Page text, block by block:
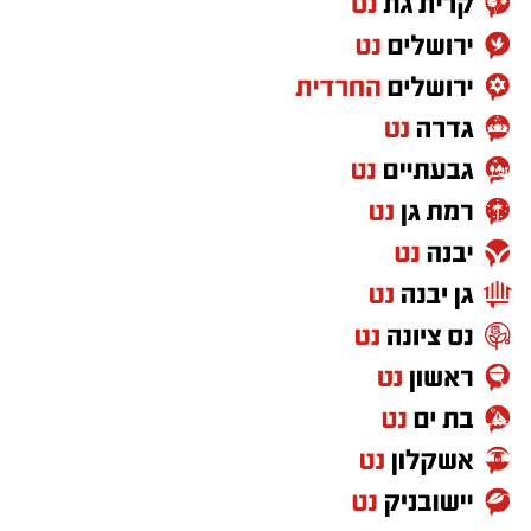
המשבר. גם היום, כשמדברים על יוקר המחיה ועל
הפערים בחברה, השיר מצליח להישמע רלוונטי
באופן קצת יותר מדי משכנע.
"שירת הסטיקר" – הדג נחש כבר לא כותבים
שירים כאלו
לפני שהפוליטיקה הפכה למלחמת תגובות
בפייסבוק, היו הסטיקרים על המכוניות. "שירת
הסטיקר" לקחה את שלל הסיסמאות מהרחוב
הישראלי והפכה אותן לשיר אחד בלתי נשכח. מכל
כיוון מגיע מסר אחר, וכל אחד בטוח שהוא צודק.
במילים אחרות: פחות או יותר יום רגיל בפוליטיקה
הישראלית.